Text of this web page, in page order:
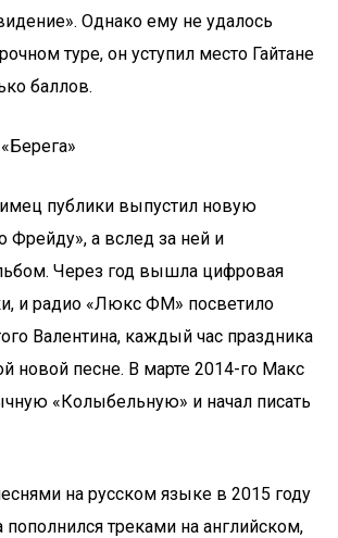
Однако ему не удалось
туре, он уступил место Гайтане
баллов.
публики выпустил новую
а вслед за ней и
Через год вышла цифровая
и радио «Люкс ФМ» посветило
Валентина, каждый час праздника
новой песне. В марте 2014-го Макс
«Колыбельную» и начал писать
на русском языке в 2015 году
пополнился треками на английском,